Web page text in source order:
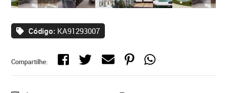
Código: KA91293007
Compartilhe: